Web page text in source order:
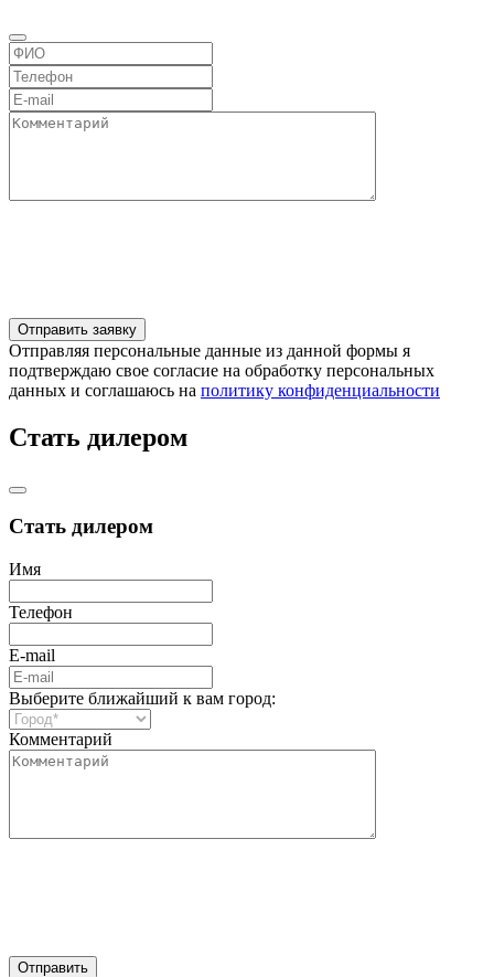
Отправляя персональные данные из данной формы я
подтверждаю свое согласие на обработку персональных
данных и соглашаюсь на политику конфиденциальности
Стать дилером
Стать дилером
Имя
Телефон
E-mail
Выберите ближайший к вам город:
Комментарий